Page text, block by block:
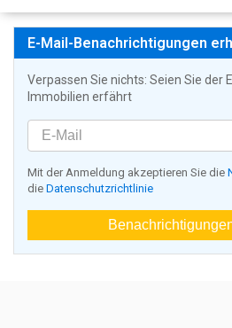
E-Mail-Benachrichtigungen
Verpassen Sie nichts: Seien Sie der
Immobilien erfährt
Mit der Anmeldung akzeptieren Sie die
die Datenschutzrichtlinie